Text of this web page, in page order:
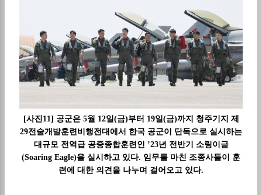
[사진11] 공군은 5월 12일(금)부터 19일(금)까지 청주기지 제
29전술개발훈련비행전대에서 한국 공군이 단독으로 실시하는
대규모 전역급 공중종합훈련인 ’23년 전반기 소링이글
(Soaring Eagle)을 실시하고 있다. 임무를 마친 조종사들이 훈
련에 대한 의견을 나누며 걸어오고 있다.